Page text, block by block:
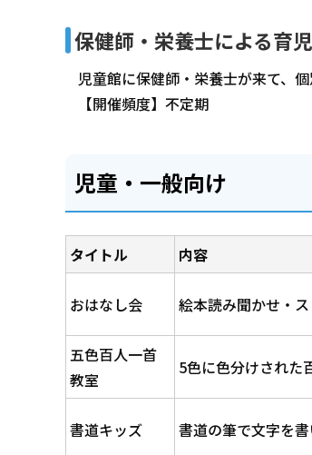
保健師・栄養士による育
児童館に保健師・栄養士が来て、
【開催頻度】不定期
児童・一般向け
タイトル 内容
おはなし会 絵本読み聞かせ・ス
五色百人一首
教室
5色に色分けされた
書道キッズ 書道の筆で文字を書